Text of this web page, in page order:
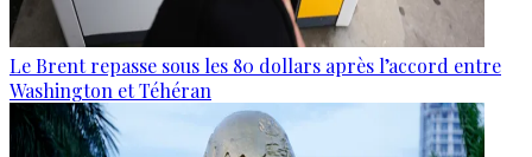
Le Brent repasse sous les 80 dollars après l’accord entre
Washington et Téhéran